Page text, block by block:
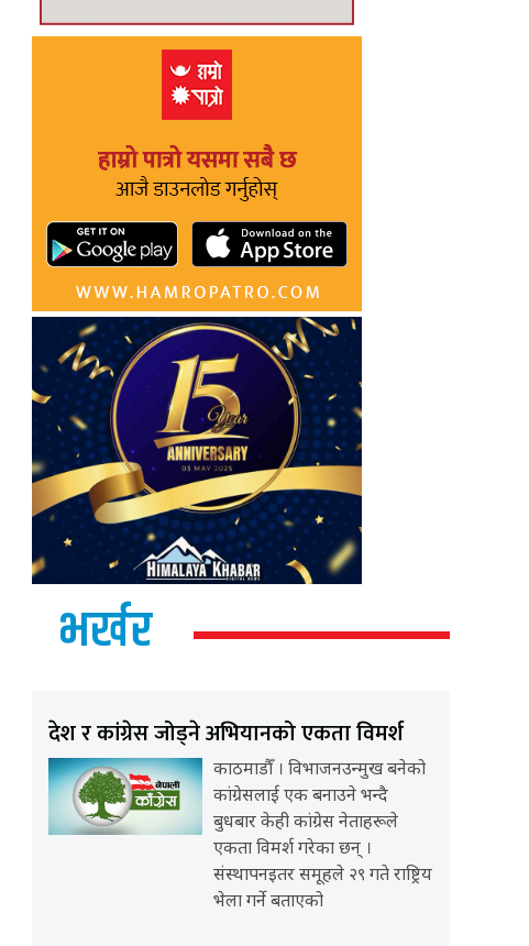
भर्खर
देश र कांग्रेस जोड्ने अभियानको एकता विमर्श
काठमाडौँ । विभाजनउन्मुख बनेको
कांग्रेसलाई एक बनाउने भन्दै
बुधबार केही कांग्रेस नेताहरूले
एकता विमर्श गरेका छन् ।
संस्थापनइतर समूहले २९ गते राष्ट्रिय
भेला गर्ने बताएको